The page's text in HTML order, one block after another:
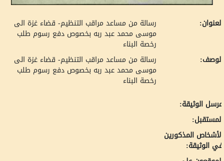
رسالة من مساعد مراقب التنظيم- قضاء غزة الى
موسى محمد عبد ربه بخصوص دفع رسوم طلب
رخصة البناء
رسالة من مساعد مراقب التنظيم- قضاء غزة الى
موسى محمد عبد ربه بخصوص دفع رسوم طلب
رخصة البناء
الوثيقة:
المذكورين
الوثيقة: